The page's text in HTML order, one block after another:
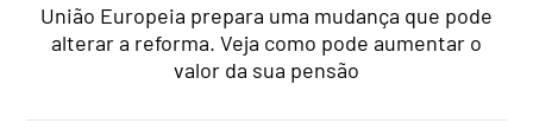
União Europeia prepara uma mudança que pode
alterar a reforma. Veja como pode aumentar o
valor da sua pensão